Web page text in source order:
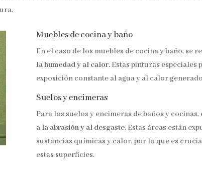
Muebles de cocina y baño
En el caso de los muebles de cocina y baño,
la humedad y al calor.Estas pinturas especiales
exposición constante al agua y al calor
Suelos y encimeras
Para los suelos y encimeras de baños y
a la abrasión y al desgaste. Estas áreas están
sustancias químicas y calor, por lo que es
estas superficies.